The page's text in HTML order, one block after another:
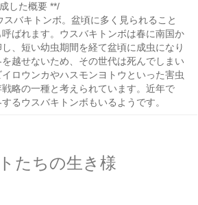
した概要 **/
スバキトンボ。盆頃に多く見られること
ばれます。ウスバキトンボは春に南国か
、短い幼虫期間を経て盆頃に成虫になり
越せないため、その世代は死んでしまい
ロウンカやハスモンヨトウといった害虫
略の一種と考えられています。近年で
るウスバキトンボもいるようです。
たちの生き様